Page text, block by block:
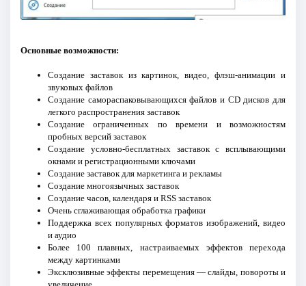
Основные возможности:
Создание заставок из картинок, видео, флэш-анимации и
звуковых файлов
Создание самораспаковывающихся файлов и CD дисков для
легкого распространения заставок
Создание ограниченных по времени и возможностям
пробных версий заставок
Создание условно-бесплатных заставок с всплывающими
окнами и регистрационными ключами
Создание заставок для маркетинга и рекламы
Создание многоязычных заставок
Создание часов, календаря и RSS заставок
Очень сглаживающая обработка графики
Поддержка всех популярных форматов изображений, видео
и аудио
Более 100 плавных, настраиваемых эффектов перехода
между картинками
Эксклюзивные эффекты перемещения — слайды, повороты и